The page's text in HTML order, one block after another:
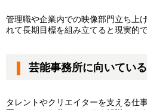
管理職や企業内での映像部門立ち上
れて長期目標を組み立てると現実的で
芸能事務所に向いてい
タレントやクリエイターを支える仕